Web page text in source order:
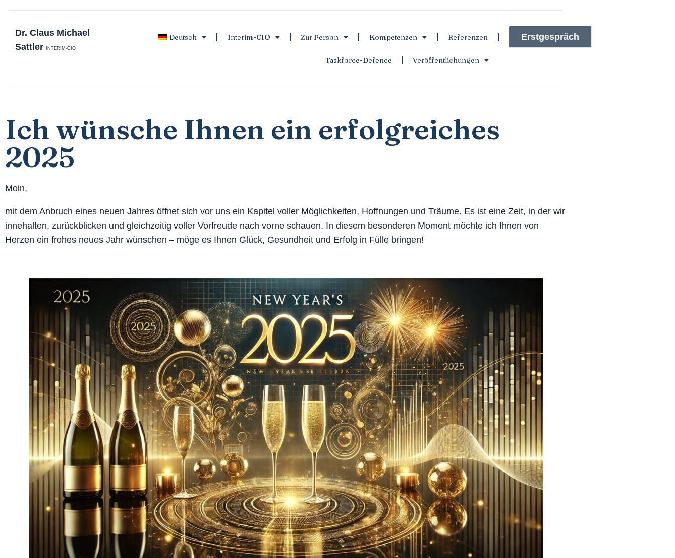
Dr. Claus Michael
Sattler
INTERIM-CIO
Deutsch Interim-CIO Zur Person Kompetenzen Referenzen
Taskforce-Defence Veröffentlichungen
Erstgespräch
Ich wünsche Ihnen ein erfolgreiches
2025
Moin,
mit dem Anbruch eines neuen Jahres öffnet sich vor uns ein Kapitel voller Möglichkeiten, Hoffnungen und Träume. Es ist eine Zeit, in der wir
innehalten, zurückblicken und gleichzeitig voller Vorfreude nach vorne schauen. In diesem besonderen Moment möchte ich Ihnen von
Herzen ein frohes neues Jahr wünschen – möge es Ihnen Glück, Gesundheit und Erfolg in Fülle bringen!